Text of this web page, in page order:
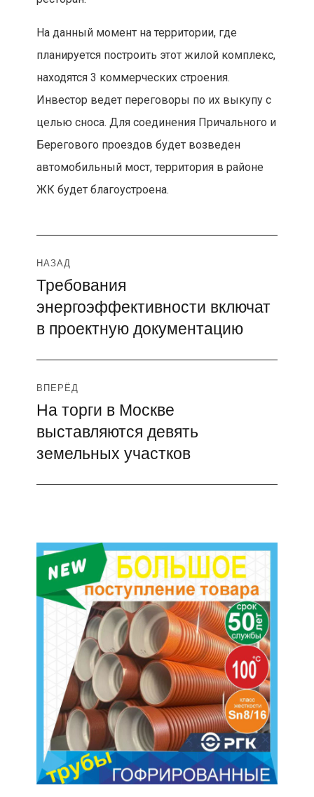
На данный момент на территории, где
планируется построить этот жилой комплекс,
находятся 3 коммерческих строения.
Инвестор ведет переговоры по их выкупу с
целью сноса. Для соединения Причального и
Берегового проездов будет возведен
автомобильный мост, территория в районе
ЖК будет благоустроена.
Навигация
по
записям
НАЗАД
Предыдущая
запись:
Требования
энергоэффективности включат
в проектную документацию
ВПЕРЁД
Следующая
запись:
На торги в Москве
выставляются девять
земельных участков